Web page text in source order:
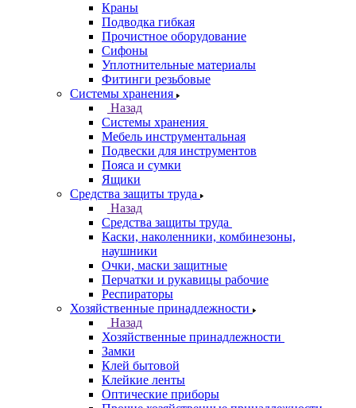
Краны
Подводка гибкая
Прочистное оборудование
Сифоны
Уплотнительные материалы
Фитинги резьбовые
Системы хранения
Назад
Системы хранения
Мебель инструментальная
Подвески для инструментов
Пояса и сумки
Ящики
Средства защиты труда
Назад
Средства защиты труда
Каски, наколенники, комбинезоны,
наушники
Очки, маски защитные
Перчатки и рукавицы рабочие
Респираторы
Хозяйственные принадлежности
Назад
Хозяйственные принадлежности
Замки
Клей бытовой
Клейкие ленты
Оптические приборы